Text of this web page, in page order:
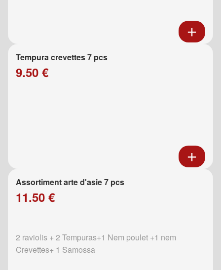
Tempura crevettes 7 pcs
9.50 €
Assortiment arte d'asie 7 pcs
11.50 €
2 raviolis + 2 Tempuras+1 Nem poulet +1 nem
Crevettes+ 1 Samossa